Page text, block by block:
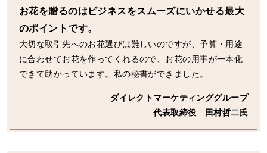
お花を贈るのはビジネスをスムーズにいかせる最大
のポイントです。
大切な取引先へのお花選びは難しいのですが、予算・用途
に合わせてお花を作ってくれるので、お花の用事が一本化
できて助かっています。私の秘書ができました。
ダイレクトマーケティンググループ
代表取締役 田村哲二氏